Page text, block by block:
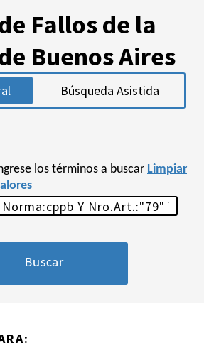
Fallos de la
Buenos Aires
Búsqueda Asistida
los términos a buscar Limpiar